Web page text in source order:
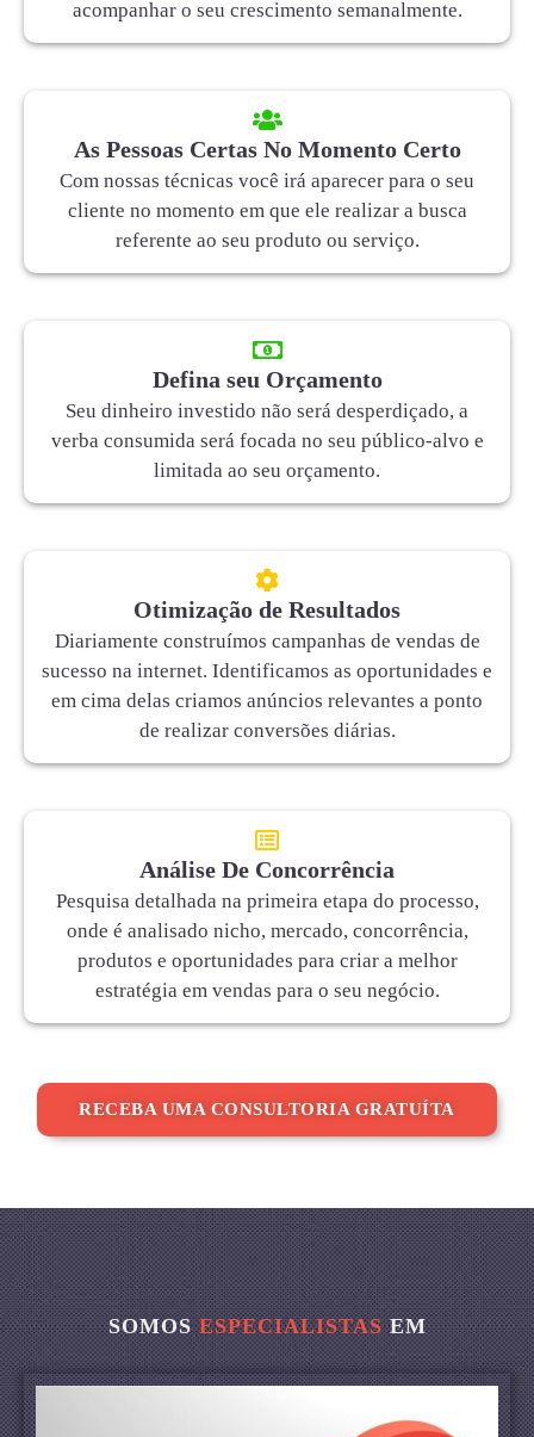
acompanhar o seu crescimento semanalmente.
As Pessoas Certas No Momento Certo
Com nossas técnicas você irá aparecer para o seu
cliente no momento em que ele realizar a busca
referente ao seu produto ou serviço.
Defina seu Orçamento
Seu dinheiro investido não será desperdiçado, a
verba consumida será focada no seu público-alvo e
limitada ao seu orçamento.
Otimização de Resultados
Diariamente construímos campanhas de vendas de
sucesso na internet. Identificamos as oportunidades e
em cima delas criamos anúncios relevantes a ponto
de realizar conversões diárias.
Análise De Concorrência
Pesquisa detalhada na primeira etapa do processo,
onde é analisado nicho, mercado, concorrência,
produtos e oportunidades para criar a melhor
estratégia em vendas para o seu negócio.
RECEBA UMA CONSULTORIA GRATUÍTA
SOMOSESPECIALISTASEM